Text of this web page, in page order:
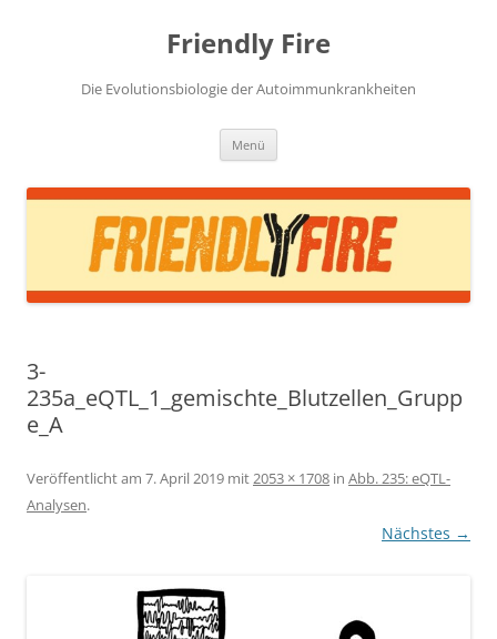
Friendly Fire
Die Evolutionsbiologie der Autoimmunkrankheiten
Menü
3-
235a_eQTL_1_gemischte_Blutzellen_Grupp
e_A
Veröffentlicht am 7. April 2019 mit2053 × 1708 in Abb. 235: eQTL-
Analysen.
Nächstes →